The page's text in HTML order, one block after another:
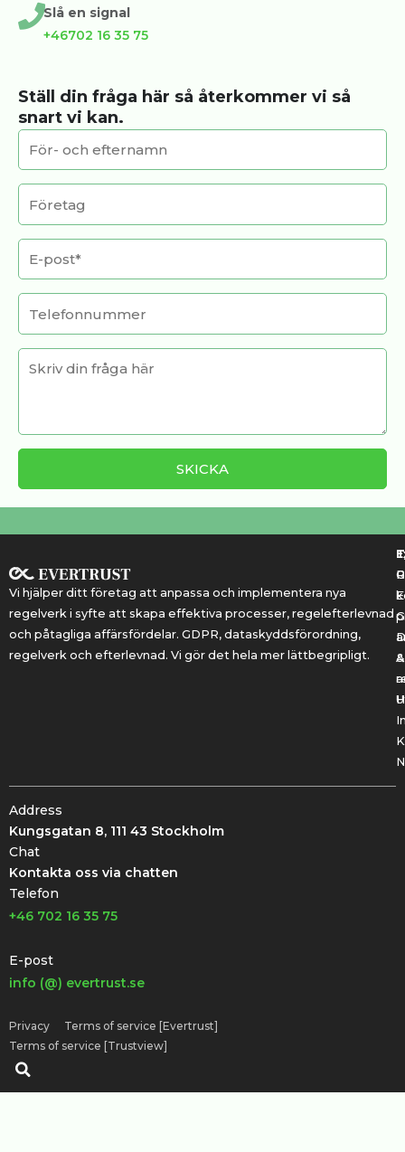
Slå en signal
+46702 16 35 75
Ställ din fråga här så återkommer vi så
snart vi kan.
Vi hjälper ditt företag att anpassa och implementera nya
regelverk i syfte att skapa effektiva processer, regelefterlevnad
och påtagliga affärsfördelar. GDPR, dataskyddsförordning,
regelverk och efterlevnad. Vi gör det hela mer lättbegripligt.
&
Address
Kungsgatan 8, 111 43 Stockholm
Chat
Kontakta oss via chatten
Telefon
+46 702 16 35 75
E-post
info (@) evertrust.se
Privacy
Terms of service [Evertrust]
Terms of service [Trustview]
Sök